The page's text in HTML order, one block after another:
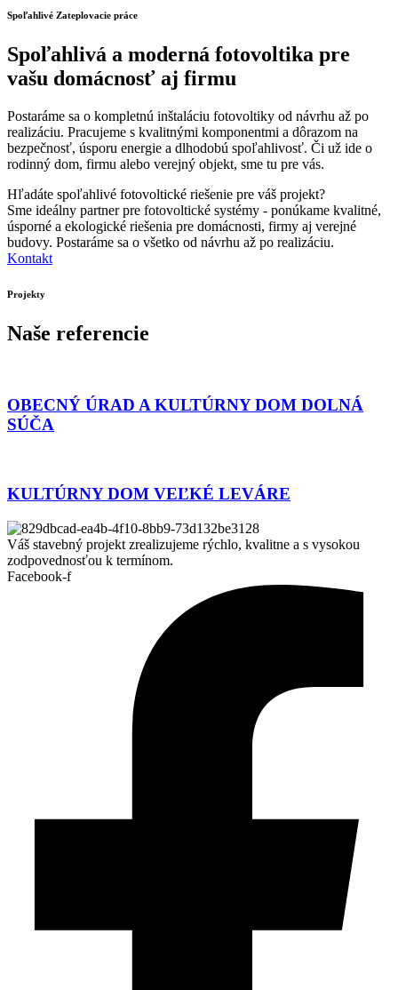
Spoľahlivé Zateplovacie práce
Spoľahlivá a moderná fotovoltika pre
vašu domácnosť aj firmu
Postaráme sa o kompletnú inštaláciu fotovoltiky od návrhu až po
realizáciu. Pracujeme s kvalitnými komponentmi a dôrazom na
bezpečnosť, úsporu energie a dlhodobú spoľahlivosť. Či už ide o
rodinný dom, firmu alebo verejný objekt, sme tu pre vás.
Hľadáte spoľahlivé fotovoltické riešenie pre váš projekt?
Sme ideálny partner pre fotovoltické systémy - ponúkame kvalitné,
úsporné a ekologické riešenia pre domácnosti, firmy aj verejné
budovy. Postaráme sa o všetko od návrhu až po realizáciu.
Kontakt
Projekty
Naše referencie
OBECNÝ ÚRAD A KULTÚRNY DOM DOLNÁ
SÚČA
KULTÚRNY DOM VEĽKÉ LEVÁRE
Váš stavebný projekt zrealizujeme rýchlo, kvalitne a s vysokou
zodpovednosťou k termínom.
Facebook-f